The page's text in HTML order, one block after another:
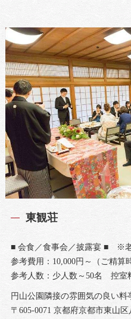
東観荘
■ 会食／食事会／披露宴 ■ ※
参考費用：10,000円～（ご精算
参考人数：少人数～50名 控室
円山公園隣接の雰囲気の良い料
〒605-0071 京都府京都市東山